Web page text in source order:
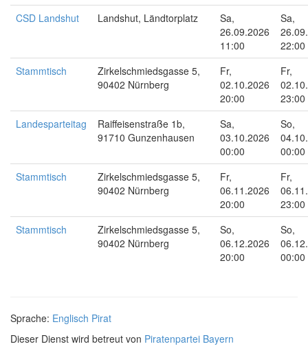
CSD Landshut
Landshut, Ländtorplatz
Sa,
26.09.2026
11:00
Sa,
22:00
Stammtisch
Zirkelschmiedsgasse 5,
90402 Nürnberg
Fr,
02.10.2026
20:00
Fr,
23:00
Landesparteitag
Raiffeisenstraße 1b,
91710 Gunzenhausen
Sa,
03.10.2026
00:00
So,
00:00
Stammtisch
Zirkelschmiedsgasse 5,
90402 Nürnberg
Fr,
06.11.2026
20:00
Fr,
23:00
Stammtisch
Zirkelschmiedsgasse 5,
90402 Nürnberg
So,
06.12.2026
20:00
So,
00:00
Sprache: Englisch Pirat
Dieser Dienst wird betreut von Piratenpartei Bayern